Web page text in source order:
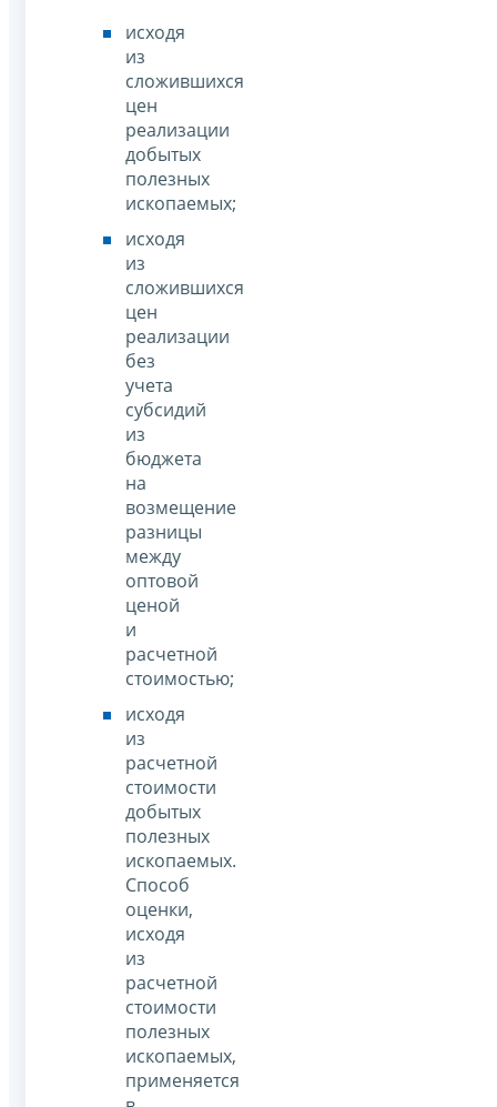
исходя
из
сложившихся
цен
реализации
добытых
полезных
ископаемых;
исходя
из
сложившихся
цен
реализации
без
учета
субсидий
из
бюджета
на
возмещение
разницы
между
оптовой
ценой
и
расчетной
стоимостью;
исходя
из
расчетной
стоимости
добытых
полезных
ископаемых.
Способ
оценки,
исходя
из
расчетной
стоимости
полезных
ископаемых,
применяется